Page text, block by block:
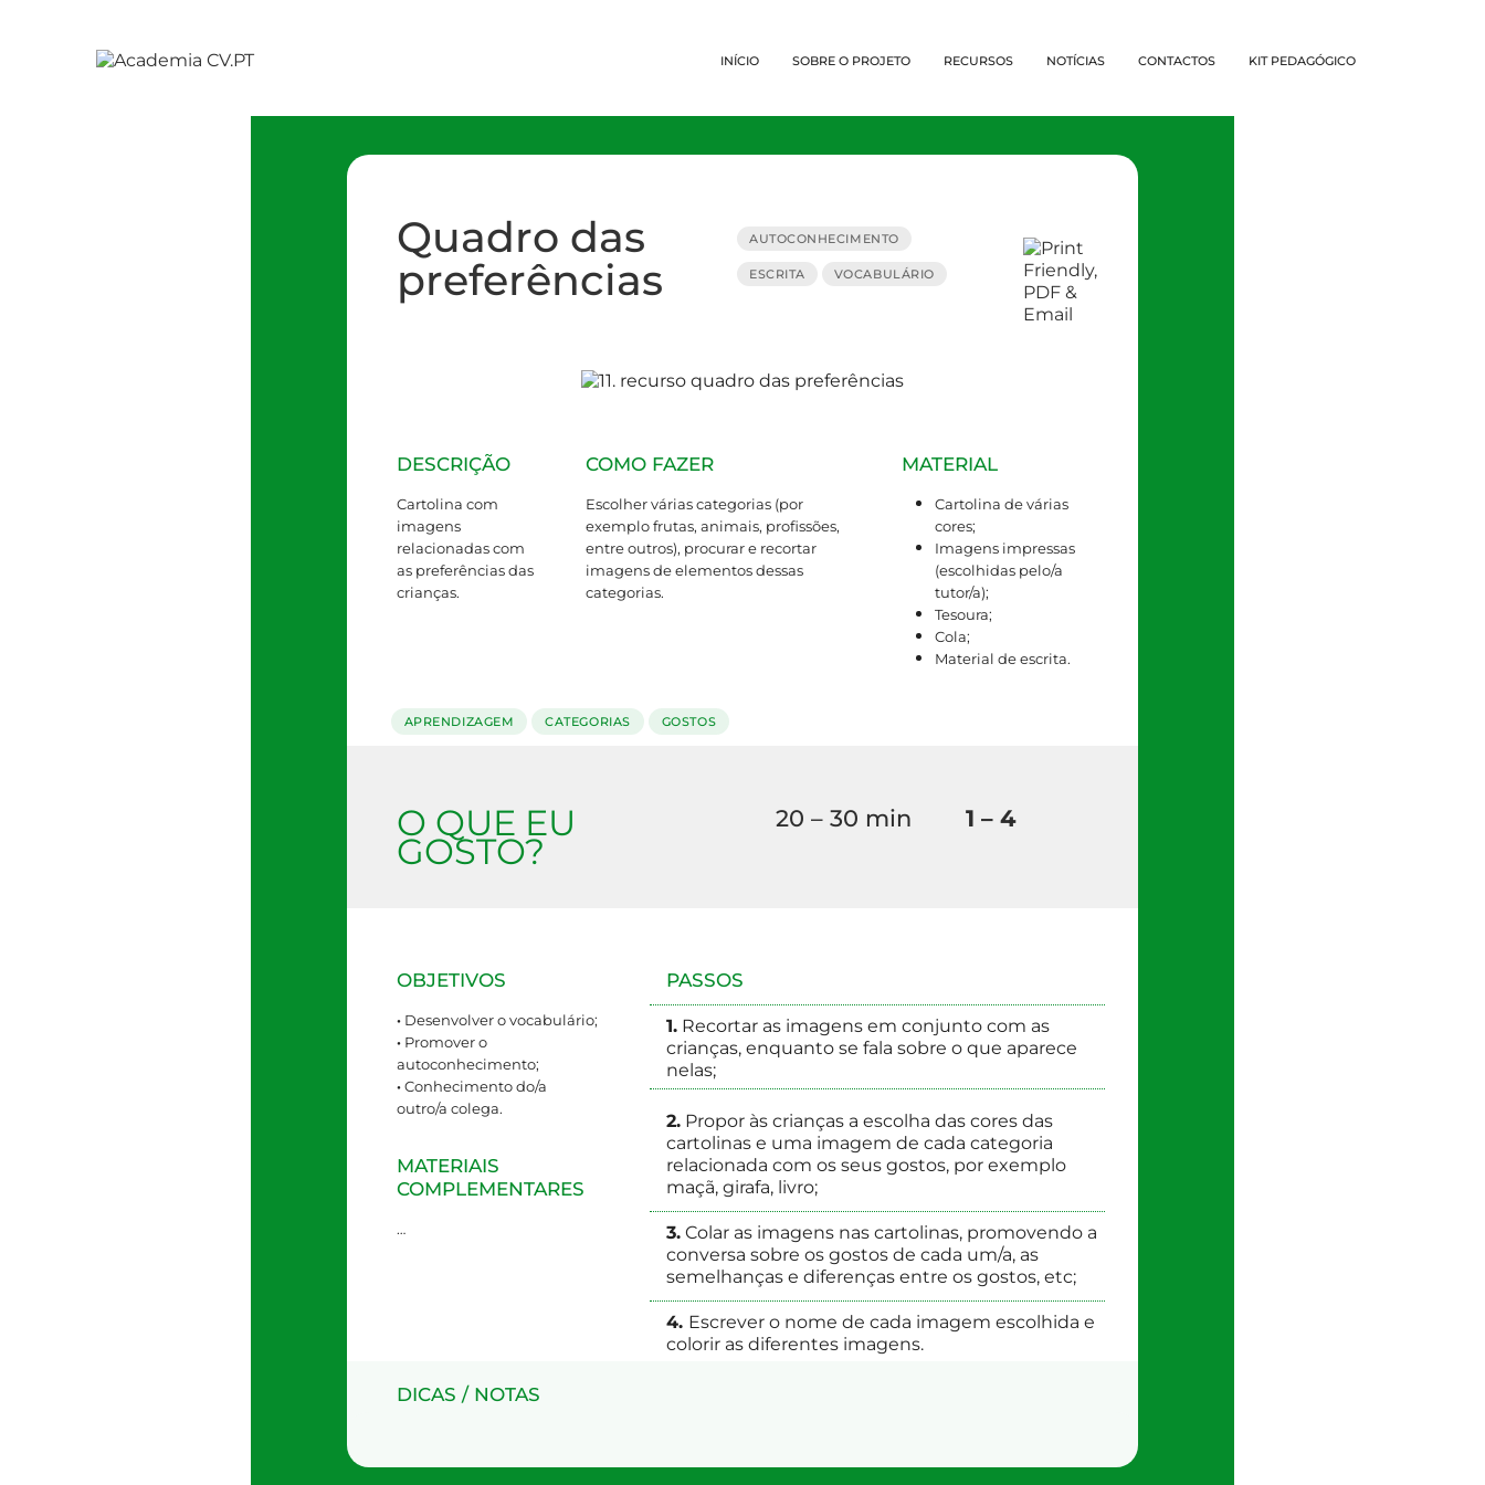
INÍCIO SOBRE O PROJETO RECURSOS NOTÍCIAS CONTACTOS KIT PEDAGÓGICO
Quadro das
preferências
AUTOCONHECIMENTO
ESCRITA VOCABULÁRIO
DESCRIÇÃO
Cartolina com
imagens
relacionadas com
as preferências das
crianças.
COMO FAZER
Escolher várias categorias (por
exemplo frutas, animais, profissões,
entre outros), procurar e recortar
imagens de elementos dessas
categorias.
MATERIAL
Cartolina de várias
cores;
Imagens impressas
(escolhidas pelo/a
tutor/a);
Tesoura;
Cola;
Material de escrita.
APRENDIZAGEM CATEGORIAS GOSTOS
O QUE EU
GOSTO?
20 – 30 min 1 – 4
OBJETIVOS
·Desenvolver o vocabulário;
·Promover o
autoconhecimento;
·Conhecimento do/a
outro/a colega.
MATERIAIS
COMPLEMENTARES
…
PASSOS
1. Recortar as imagens em conjunto com as
crianças, enquanto se fala sobre o que aparece
nelas;
2.Propor às crianças a escolha das cores das
cartolinas e uma imagem de cada categoria
relacionada com os seus gostos, por exemplo
maçã, girafa, livro;
3. Colar as imagens nas cartolinas, promovendo a
conversa sobre os gostos de cada um/a, as
semelhanças e diferenças entre os gostos, etc;
4. Escrever o nome de cada imagem escolhida e
colorir as diferentes imagens.
DICAS / NOTAS